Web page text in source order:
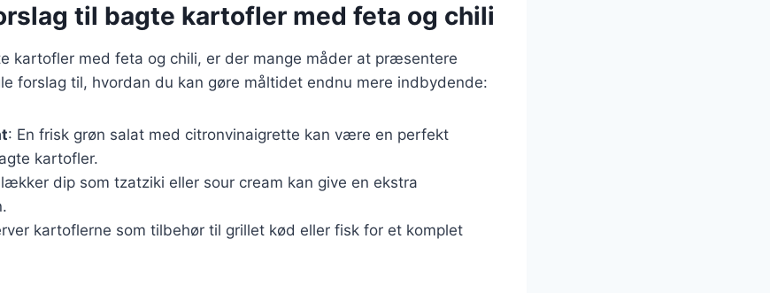
til bagte kartofler med feta og chili
kartofler med feta og chili, er der mange måder at præsentere
forslag til, hvordan du kan gøre måltidet endnu mere indbydende:
: En frisk grøn salat med citronvinaigrette kan være en perfekt
kartofler.
lækker dip som tzatziki eller sour cream kan give en ekstra
kartoflerne som tilbehør til grillet kød eller fisk for et komplet